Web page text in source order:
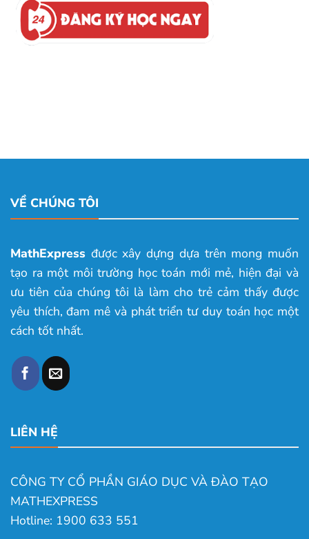
VỀ CHÚNG TÔI
MathExpress được xây dựng dựa trên mong muốn
tạo ra một môi trường học toán mới mẻ, hiện đại và
ưu tiên của chúng tôi là làm cho trẻ cảm thấy được
yêu thích, đam mê và phát triển tư duy toán học một
cách tốt nhất.
LIÊN HỆ
CÔNG TY CỔ PHẦN GIÁO DỤC VÀ ĐÀO TẠO
MATHEXPRESS
Hotline: 1900 633 551